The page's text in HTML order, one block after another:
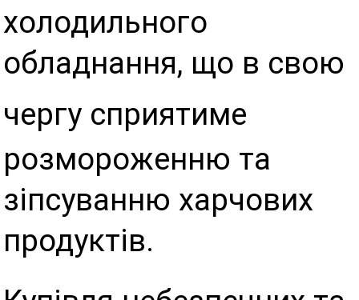
холодильного
обладнання, що в свою
чергу сприятиме
розмороженню та
зіпсуванню харчових
продуктів.